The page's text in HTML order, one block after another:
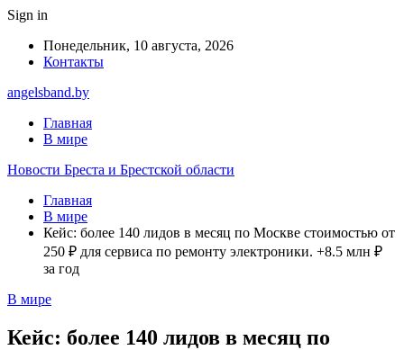
Sign in
Понедельник, 10 августа, 2026
Контакты
angelsband.by
Главная
В мире
Новости Бреста и Брестской области
Главная
В мире
Кейс: более 140 лидов в месяц по Москве стоимостью от
250 ₽ для сервиса по ремонту электроники. +8.5 млн ₽
за год
В мире
Кейс: более 140 лидов в месяц по